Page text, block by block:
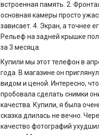
встроенная память. 2.
основная камеры просто
зависает. 4. Экран, а точнее
Рельеф на задней крышке
за 3 месяца.
Купили мы этот телефон в
года. В магазине он
видом и ценой. Интересно,
пробовала сделать снимки
качества. Купили, я была
сказка длилась не вечно.
качество фотографий